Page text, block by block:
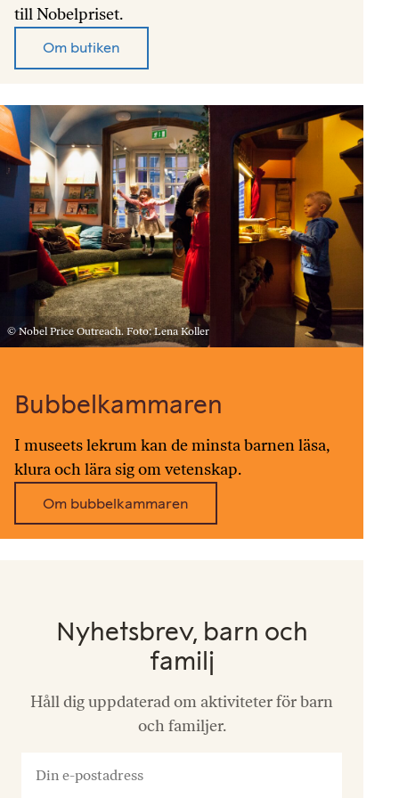
till Nobelpriset.
Om butiken
© Nobel Price Outreach. Foto: Lena Koller
Bubbelkammaren
I museets lekrum kan de minsta barnen läsa,
klura och lära sig om vetenskap.
Om bubbelkammaren
Nyhetsbrev, barn och
familj
Håll dig uppdaterad om aktiviteter för barn
och familjer.
Din